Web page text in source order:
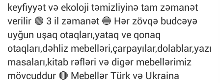
keyfiyyət və ekoloji təmizliyinə tam zəmanət
verilir 🟢 3 il zəmanət 🔵 Hər zövqə budcəyə
uyğun uşaq otaqları,yataq ve qonaq
otaqları,dəhliz mebelləri,çarpayılar,dolablar,yazı
masaları,kitab rəfləri və digər mebellərimiz
mövcuddur 🔴 Mebellər Türk və Ukraina